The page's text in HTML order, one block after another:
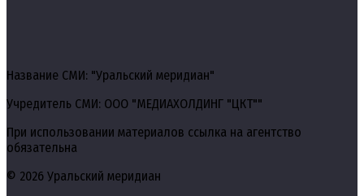
Название СМИ: "Уральский меридиан"
Учредитель СМИ: ООО "МЕДИАХОЛДИНГ "ЦКТ""
При использовании материалов ссылка на агентство
обязательна
© 2026 Уральский меридиан